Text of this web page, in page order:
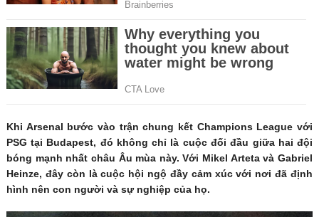
Khi Arsenal bước vào trận chung kết Champions League với
PSG tại Budapest, đó không chỉ là cuộc đối đầu giữa hai đội
bóng mạnh nhất châu Âu mùa này. Với Mikel Arteta và Gabriel
Heinze, đây còn là cuộc hội ngộ đầy cảm xúc với nơi đã định
hình nên con người và sự nghiệp của họ.